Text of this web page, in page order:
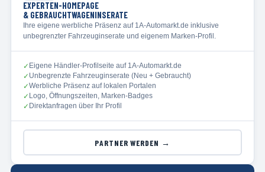
EXPERTEN-HOMEPAGE
& GEBRAUCHTWAGENINSERATE
Ihre eigene werbliche Präsenz auf 1A-Automarkt.de inklusive
unbegrenzter Fahrzeuginserate und eigenem Marken-Profil.
✓ Eigene Händler-Profilseite auf 1A-Automarkt.de
✓ Unbegrenzte Fahrzeuginserate (Neu + Gebraucht)
✓Werbliche Präsenz auf lokalen Portalen
✓ Logo, Öffnungszeiten, Marken-Badges
✓ Direktanfragen über Ihr Profil
PARTNER WERDEN →